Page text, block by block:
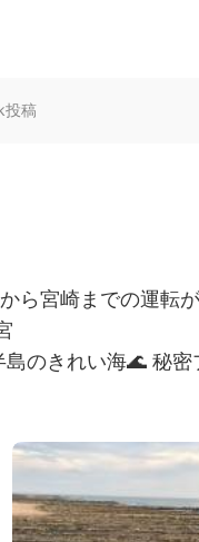
投稿
ら宮崎までの運転
島のきれい海🌊 秘